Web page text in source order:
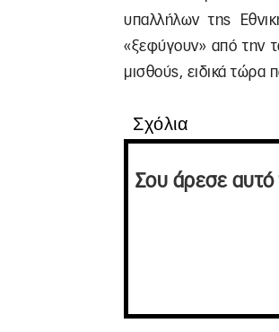
υπαλλήλων της
«ξεφύγουν» από την
μισθούς, ειδικά τώρα
Σχόλια
Σου άρεσε αυτό